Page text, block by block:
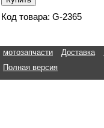
Код товара: G-2365
мотозапчасти Доставка
Полная версия